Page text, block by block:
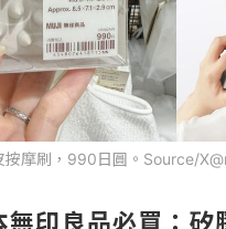
按摩刷，990日圓。Source/
印良品必買：矽